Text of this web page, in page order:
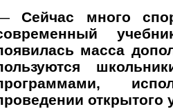
Сейчас много
масса
открытого